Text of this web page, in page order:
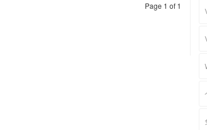
Page 1 of 1